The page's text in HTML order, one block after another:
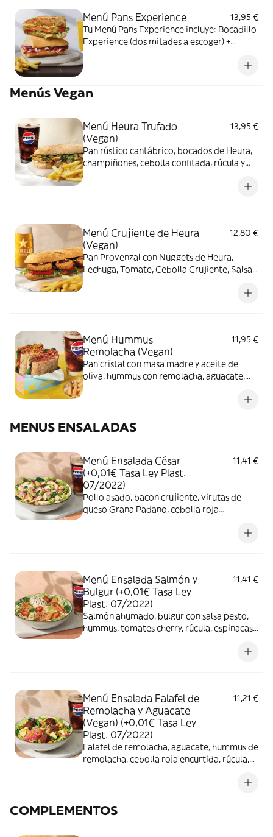
Menú Pans Experience
13,95 €
Tu Menú Pans Experience incluye: Bocadillo
Experience (dos mitades a escoger) +
Menús Vegan
Menú Heura Trufado
(Vegan)
13,95 €
Pan rústico cantábrico, bocados de Heura,
champiñones, cebolla confitada, rúcula y
Menú Crujiente de Heura
(Vegan)
12,80 €
Pan Provenzal con Nuggets de Heura,
Lechuga, Tomate, Cebolla Crujiente, Salsa
Menú Hummus
Remolacha (Vegan)
11,95 €
Pan cristal con masa madre y aceite de
oliva, hummus con remolacha, aguacate,
fritas o ensalada verde + Bebida
MENUS ENSALADAS
Menú Ensalada César
(+0,01€ Tasa Ley Plast.
07/2022)
11,41 €
Pollo asado, bacon crujiente, virutas de
queso Grana Padano, cebolla roja
picatostes y salsa de queso curado + bebida
Menú Ensalada Salmón y
Bulgur (+0,01€ Tasa Ley
Plast. 07/2022)
11,41 €
Salmón ahumado, bulgur con salsa pesto,
hummus, tomates cherry, rúcula, espinacas
Menú Ensalada Falafel de
Remolacha y Aguacate
(Vegan) (+0,01€ Tasa Ley
Plast. 07/2022)
11,21 €
Falafel de remolacha, aguacate, hummus de
remolacha, cebolla roja encurtida, rúcula,
COMPLEMENTOS